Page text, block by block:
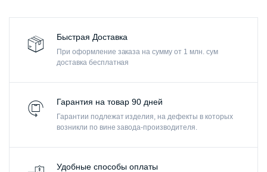
Быстрая Доставка
При оформление заказа на сумму от 1 млн. сум
доставка бесплатная
Гарантия на товар 90 дней
Гарантии подлежат изделия, на дефекты в которых
возникли по вине завода-производителя.
Удобные способы оплаты